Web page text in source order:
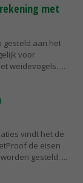
met
gesteld aan het
voor
weidevogels.
vindt het de
de eisen
gesteld.